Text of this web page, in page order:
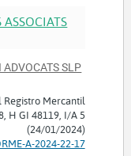
ADVOCATS SLP
Registro Mercantil
H GI 48119, I/A 5
(24/01/2024)
A-2024-22-17